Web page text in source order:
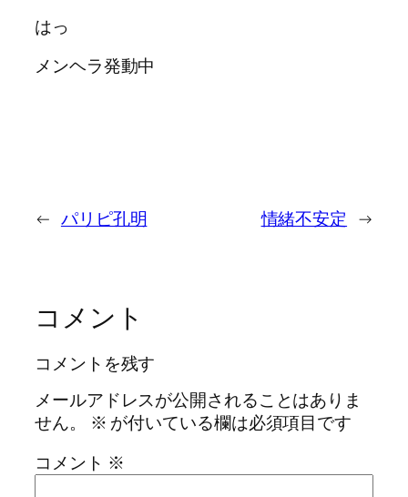
はっ
メンヘラ発動中
← パリピ孔明 情緒不安定 →
コメント
コメントを残す
メールアドレスが公開されることはありま
せん。
※ が付いている欄は必須項目です
コメント ※